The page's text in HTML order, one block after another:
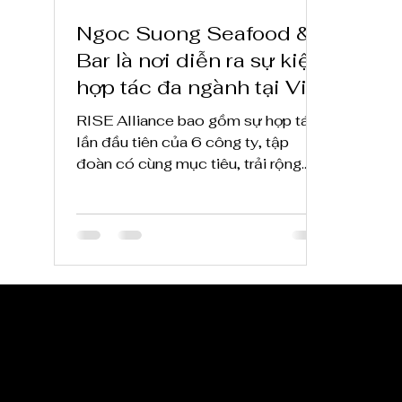
Ngoc Suong Seafood &
Bar là nơi diễn ra sự kiện
hợp tác đa ngành tại Việt
Nam - RISE Alliance
RISE Alliance bao gồm sự hợp tác
lần đầu tiên của 6 công ty, tập
đoàn có cùng mục tiêu, trải rộng